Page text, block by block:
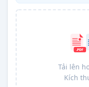
Tải lên
Kích